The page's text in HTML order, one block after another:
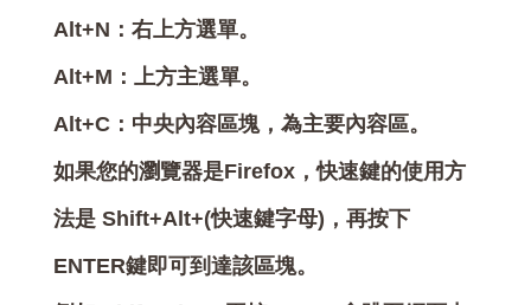
Alt+N：右上方選單。
Alt+M：上方主選單。
Alt+C：中央內容區塊，為主要內容區。
如果您的瀏覽器是Firefox，快速鍵的使用方
法是 Shift+Alt+(快速鍵字母)，再按下
ENTER鍵即可到達該區塊。